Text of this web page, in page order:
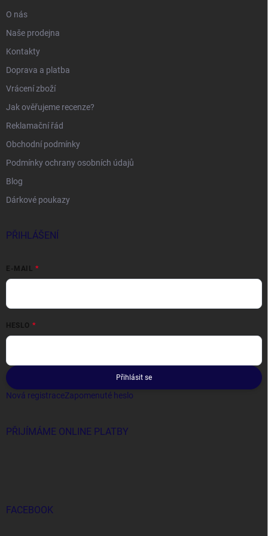
O nás
Naše prodejna
Kontakty
Doprava a platba
Vrácení zboží
Jak ověřujeme recenze?
Reklamační řád
Obchodní podmínky
Podmínky ochrany osobních údajů
Blog
Dárkové poukazy
PŘIHLÁŠENÍ
E-MAIL
HESLO
Přihlásit se
Nová registraceZapomenuté heslo
PŘIJÍMÁME ONLINE PLATBY
FACEBOOK